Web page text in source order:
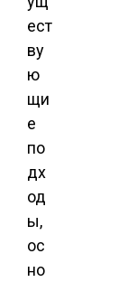
ест
ву
ю
щи
е
по
дх
од
ы,
ос
но